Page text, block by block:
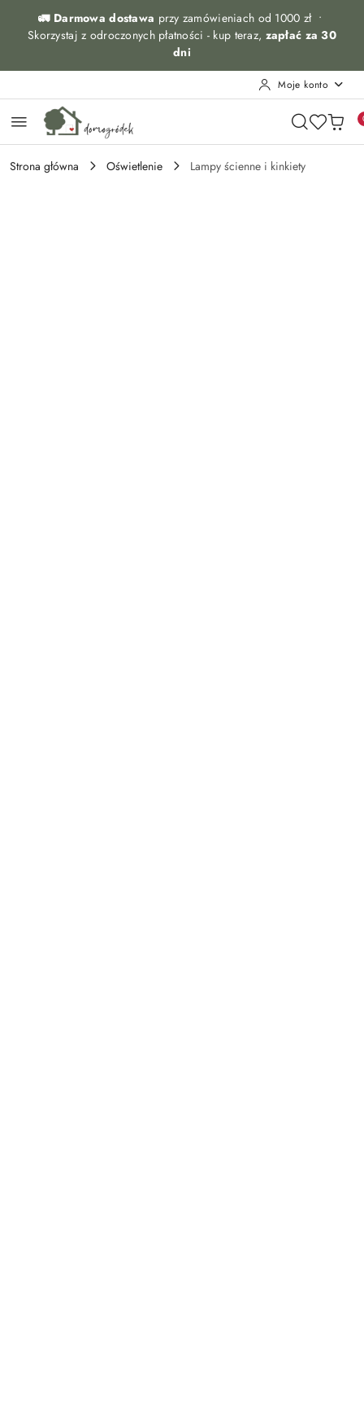
Przejdź do treści głównej
Przejdź do wyszukiwarki
Przejdź do moje konto
Przejdź do menu głównego
Przejdź do opisu produktu
Przejdź do stopki
🚛 Darmowa dostawa przy zamówieniach od 1000 zł •
Skorzystaj z odroczonych płatności - kup teraz, zapłać za 30
dni
Moje konto
Strona główna Oświetlenie Lampy ścienne i kinkiety